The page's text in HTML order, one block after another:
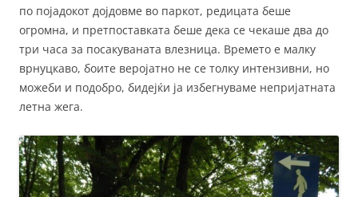
по појадокот дојдовме во паркот, редицата беше
огромна, и претпоставката беше дека се чекаше два до
три часа за посакуваната влезница. Времето е малку
врнуцкаво, боите веројатно не се толку интензивни, но
можеби и подобро, бидејќи ја избегнуваме непријатната
летна жега.